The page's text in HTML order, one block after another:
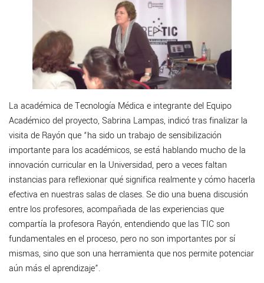
La académica de Tecnología Médica e integrante del Equipo
Académico del proyecto, Sabrina Lampas, indicó tras finalizar la
visita de Rayón que “ha sido un trabajo de sensibilización
importante para los académicos, se está hablando mucho de la
innovación curricular en la Universidad, pero a veces faltan
instancias para reflexionar qué significa realmente y cómo hacerla
efectiva en nuestras salas de clases. Se dio una buena discusión
entre los profesores, acompañada de las experiencias que
compartía la profesora Rayón, entendiendo que las TIC son
fundamentales en el proceso, pero no son importantes por sí
mismas, sino que son una herramienta que nos permite potenciar
aún más el aprendizaje”.